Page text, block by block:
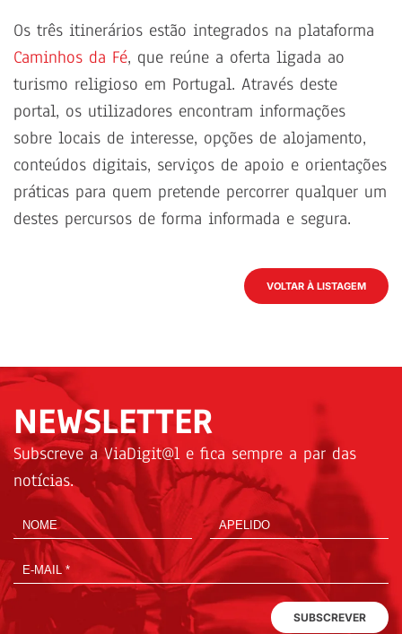
Os três itinerários estão integrados na plataforma
Caminhos da Fé, que reúne a oferta ligada ao
turismo religioso em Portugal. Através deste
portal, os utilizadores encontram informações
sobre locais de interesse, opções de alojamento,
conteúdos digitais, serviços de apoio e orientações
práticas para quem pretende percorrer qualquer um
destes percursos de forma informada e segura.
VOLTAR À LISTAGEM
NEWSLETTER
Subscreve a ViaDigit@l e fica sempre a par das
notícias.
SUBSCREVER